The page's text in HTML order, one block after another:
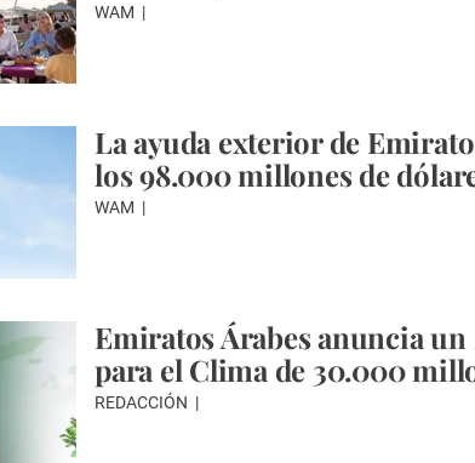
WAM
La ayuda exterior de
los 98.000 millones de
WAM
Emiratos Árabes anuncia
para el Clima de 30.000
REDACCIÓN